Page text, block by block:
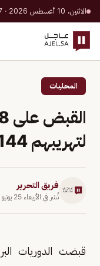
الاثنين، 10 أغسطس 2026 · 27 صفر 1448 هـ
المحليات
لتهريبهم 144 كيلوجرامًا من القات
فريق التحرير
نُشر في الأربعاء 25 يونيو 2025
قبضت الدوريات